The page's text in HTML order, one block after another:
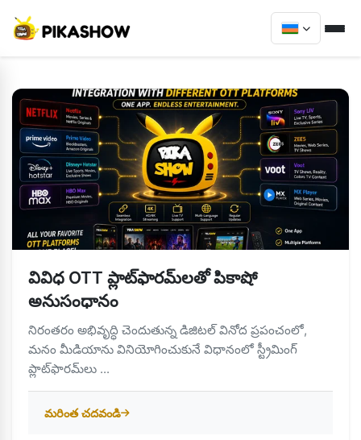
వివిధ OTT ప్లాట్‌ఫారమ్‌లతో పికాషో
అనుసంధానం
నిరంతరం అభివృద్ధి చెందుతున్న డిజిటల్ వినోద ప్రపంచంలో,
మనం మీడియాను వినియోగించుకునే విధానంలో స్ట్రీమింగ్
ప్లాట్‌ఫారమ్‌లు ...
మరింత చదవండి